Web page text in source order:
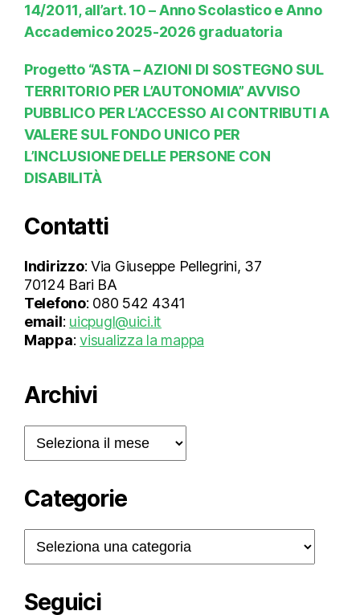
14/2011, all’art. 10 – Anno Scolastico e Anno
Accademico 2025-2026 graduatoria
Progetto “ASTA – AZIONI DI SOSTEGNO SUL
TERRITORIO PER L’AUTONOMIA” AVVISO
PUBBLICO PER L’ACCESSO AI CONTRIBUTI A
VALERE SUL FONDO UNICO PER
L’INCLUSIONE DELLE PERSONE CON
DISABILITÀ
Contatti
Indirizzo: Via Giuseppe Pellegrini, 37
70124 Bari BA
Telefono: 080 542 4341
email: uicpugl@uici.it
Mappa:visualizza la mappa
Archivi
Categorie
Seguici